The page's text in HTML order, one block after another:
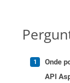
Onde
API